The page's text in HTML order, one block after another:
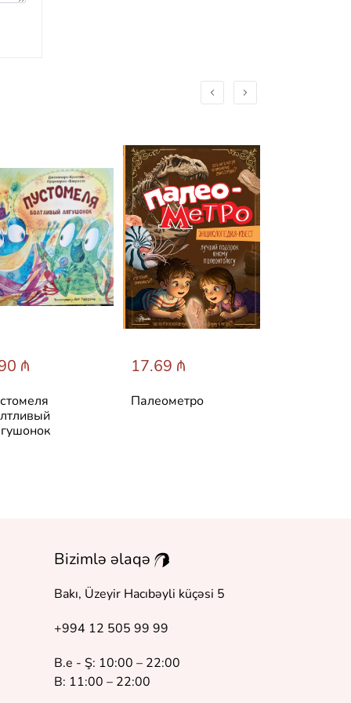
₼ 17.69 ₼
Палеометро
Bizimlə əlaqə
Bakı, Üzeyir Hacıbəyli küçəsi 5
+994 12 505 99 99
B.e - Ş: 10:00 – 22:00
B: 11:00 – 22:00